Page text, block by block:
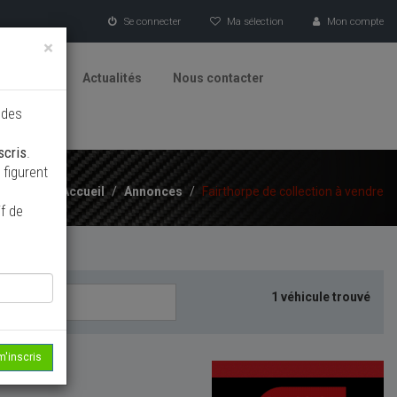
Se connecter Ma sélection Mon compte
Actualités Nous contacter
Accueil / Annonces / Fairthorpe de collection à vendre
1 véhicule trouvé
×
.
de